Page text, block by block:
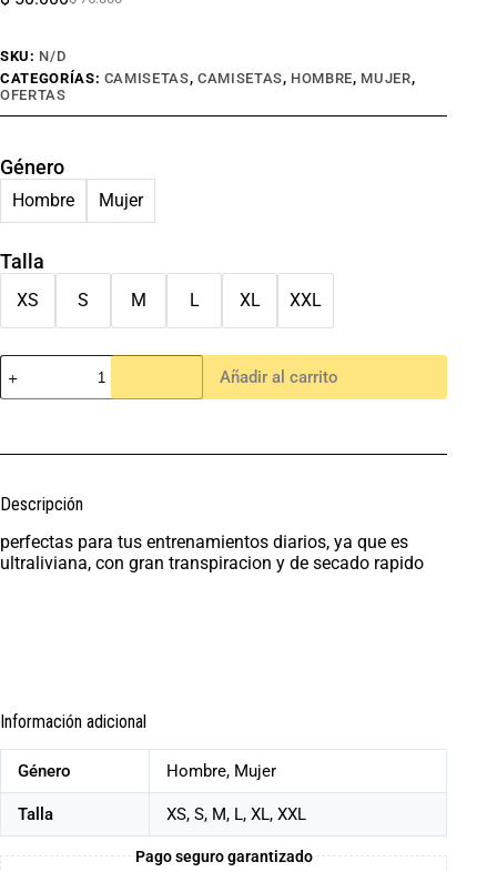
SKU: N/D
CATEGORÍAS: CAMISETAS, CAMISETAS, HOMBRE, MUJER,
OFERTAS
Género
Hombre Mujer
Talla
XS S M L XL XXL
Añadir al carrito
Descripción
perfectas para tus entrenamientos diarios, ya que es
ultraliviana, con gran transpiracion y de secado rapido
Información adicional
Género Hombre, Mujer
Talla XS, S, M, L, XL, XXL
Pago seguro garantizado